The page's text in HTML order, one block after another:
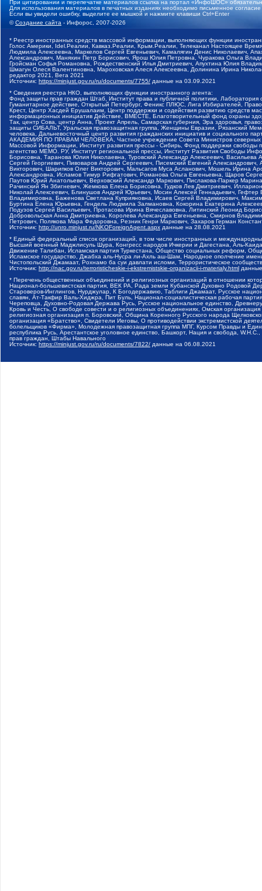
При цитировании и перепечатке материалов ссылка на портал «ИнфоШОС»
Для использования материалов в печатных изданиях необходимо письменное
Если вы увидели ошибку, выделите ее мышкой и нажмите клавиши Ctrl+Enter
©Создание сайта - Инфорос, 2007-2026
* Реестр иностранных средств массовой информации, выполняющих функции
Голос Америки, Idel.Реалии, Кавказ.Реалии, Крым.Реалии, Телеканал Настоящее
Людмила Алексеевна, Маркелов Сергей Евгеньевич, Камалягин Денис Николаевич,
Александрович, Маняхин Петр Борисович, Ярош Юлия Петровна, Чуракова Ольга
Гройсман Софья Романовна, Рождественский Илья Дмитриевич, Апухтина Юлия
Шмагун Олеся Валентиновна, Мароховская Алеся Алексеевна, Долинина Ирина
редактор 2021, Вега 2021
Источник: https://minjust.gov.ru/ru/documents/7755/ данные на 03.09.2021
* Сведения реестра НКО, выполняющих функции иностранного агента:
Фонд защиты прав граждан Штаб, Институт права и публичной политики,
Гуманитарное действие, Открытый Петербург, Феникс ПЛЮС, Лига Избирателей,
Крест, Центр Хасдей Ерушалаим, Центр поддержки и содействия развитию средств
информационных инициатив Действие, ВМЕСТЕ, Благотворительный фонд охраны
Так, центр Сова, центр Анна, Проект Апрель, Самарская губерния, Эра здоровья,
защиты СИБАЛЬТ, Уральская правозащитная группа, Женщины Евразии, Рязанский
человека, Дальневосточный центр развития гражданских инициатив и социального
АКАДЕМИЯ ПО ПРАВАМ ЧЕЛОВЕКА, Частное учреждение Совета Министров северных
Массовой Информации, Институт развития прессы - Сибирь, Фонд поддержки
агентство МЕМО. РУ, Институт региональной прессы, Институт Развития Свободы
Борисовна, Таранова Юлия Николаевна, Туровский Александр Алексеевич,
Сергей Георгиевич, Пивоваров Андрей Сергеевич, Писемский Евгений
Викторович, Шарипков Олег Викторович, Мальсагов Муса Асланович, Мошель Ирина
Александровна, Исламов Тимур Рифгатович, Романова Ольга Евгеньевна, Щаров
Паутов Юрий Анатольевич, Верховский Александр Маркович, Пислакова-Паркер
Рачинский Ян Збигневич, Жемкова Елена Борисовна, Гудков Лев Дмитриевич,
Николай Алексеевич, Блинушов Андрей Юрьевич, Мосин Алексей Геннадьевич,
Владимировна, Баженова Светлана Куприяновна, Исаев Сергей Владимирович,
Буртина Елена Юрьевна, Гендель Людмила Залмановна, Кокорина Екатерина
Подузов Сергей Васильевич, Протасова Ирина Вячеславовна, Литинский Леонид
Добровольская Анна Дмитриевна, Королева Александра Евгеньевна, Смирнов
Петрович, Полякова Мара Федоровна, Резник Генри Маркович, Захаров Герман
Источник: http://unro.minjust.ru/NKOForeignAgent.aspx данные на 28.08.2021
* Единый федеральный список организаций, в том числе иностранных и
Высший военный Маджлисуль Шура, Конгресс народов Ичкерии и Дагестана, Аль-
Движение Талибан, Исламская партия Туркестана, Общество социальных реформ,
Исламское государство, Джабха аль-Нусра ли-Ахль аш-Шам, Народное ополчение
Чистопольский Джамаат, Рохнамо ба суи давлати исломи, Террористическое
Источник: http://nac.gov.ru/terroristicheskie-i-ekstremistskie-organizacii-i-materialy.html
* Перечень общественных объединений и религиозных организаций в отношении
Национал-большевистская партия, ВЕК РА, Рада земли Кубанской Духовно Родовой
Староверов-Инглингов, Нурджулар, К Богодержавию, Таблиги Джамаат, Русское
славян, Ат-Такфир Валь-Хиджра, Пит Буль, Национал-социалистическая рабочая
Череповца, Духовно-Родовая Держава Русь, Русское национальное единство,
Кровь и Честь, О свободе совести и о религиозных объединениях, Омская
религиозная организация п. Боровский, Община Коренного Русского народа
организация «Братство», Свидетели Иеговы, О противодействии экстремистской
болельщиков «Фирма», Молодежная правозащитная группа МПГ, Курсом Правды и
республика Русь, Арестантское уголовное единство, Башкорт, Нация и свобода,
прав граждан, Штабы Навального
Источник: https://minjust.gov.ru/ru/documents/7822/ данные на 06.08.2021